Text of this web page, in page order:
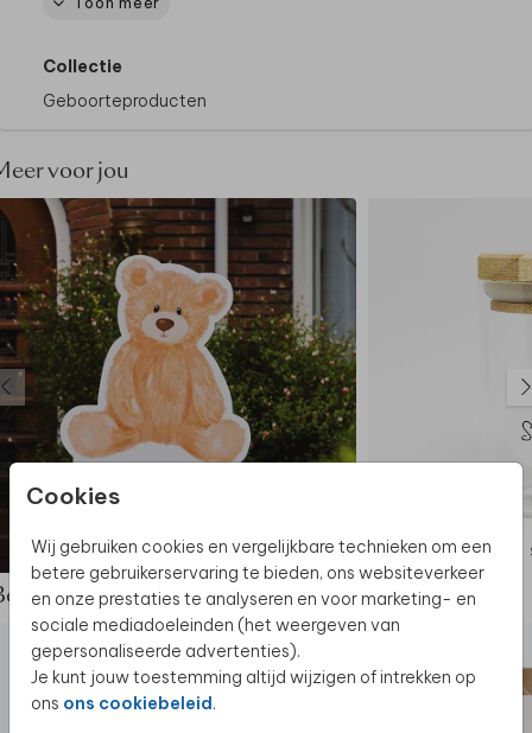
Cookies
Wij gebruiken cookies en vergelijkbare technieken om een
betere gebruikerservaring te bieden, ons websiteverkeer
en onze prestaties te analyseren en voor marketing- en
sociale mediadoeleinden (het weergeven van
gepersonaliseerde advertenties).
Je kunt jouw toestemming altijd wijzigen of intrekken op
ons ons cookiebeleid.
Dit product maakt deel uit van
Collectie
Geboorteproducten
voor jou
TUINBORD
de complete set